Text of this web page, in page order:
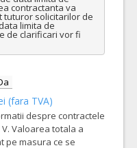
contractanta va
tuturor solicitarilor de
limita de
de clarificari vor fi
(fara TVA)
despre contractele
Valoarea totala a
pe masura ce se